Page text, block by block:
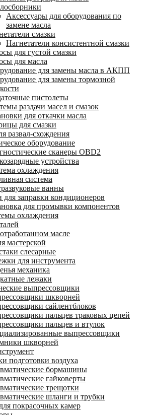
Аксессуары для оборудования по
замене масла
смазки
Нагнетатели консистентной смазки
для густой смазки
для масла
для замены масла в АКПП
для замены тормозной
пистолеты
раздачи масел и смазок
для откачки масла
для смазки
развал-схождения
оборудование
сканеры OBD2
устройства
охлаждения
система
ванны
для заправки кондиционеров
для промывки компонентов
охлаждения
масле
мастерской
слесарные
для инструмента
механика
лежаки
выпрессовщики
шкворней
сайлентблоков
пальцев траковых цепей
пальцев и втулок
выпрессовщики
шкворней
подготовки воздуха
бормашины
гайковерты
трещотки
шланги и трубки
покрасочных камер